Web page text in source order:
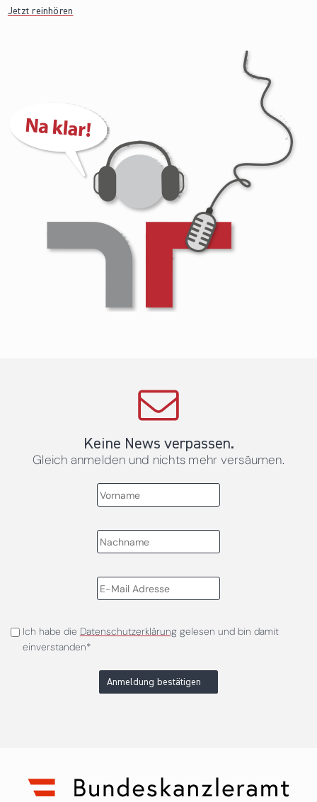
Jetzt reinhören
Keine News verpassen.
Gleich anmelden und nichts mehr versäumen.
Ich habe die Datenschutzerklärunggelesen und bin damit
einverstanden*
Anmeldung bestätigen